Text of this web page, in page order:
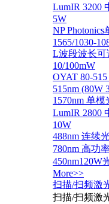
LumIR 3200
5W
NP
1565/1030-
L波段波长可
10/100mW
OYAT 80-
515nm (80W
1570nm 单
LumIR 2800
10W
488nm 连续
780nm 高功
450nm120W
More>>
扫描/扫频激
扫描/扫频激